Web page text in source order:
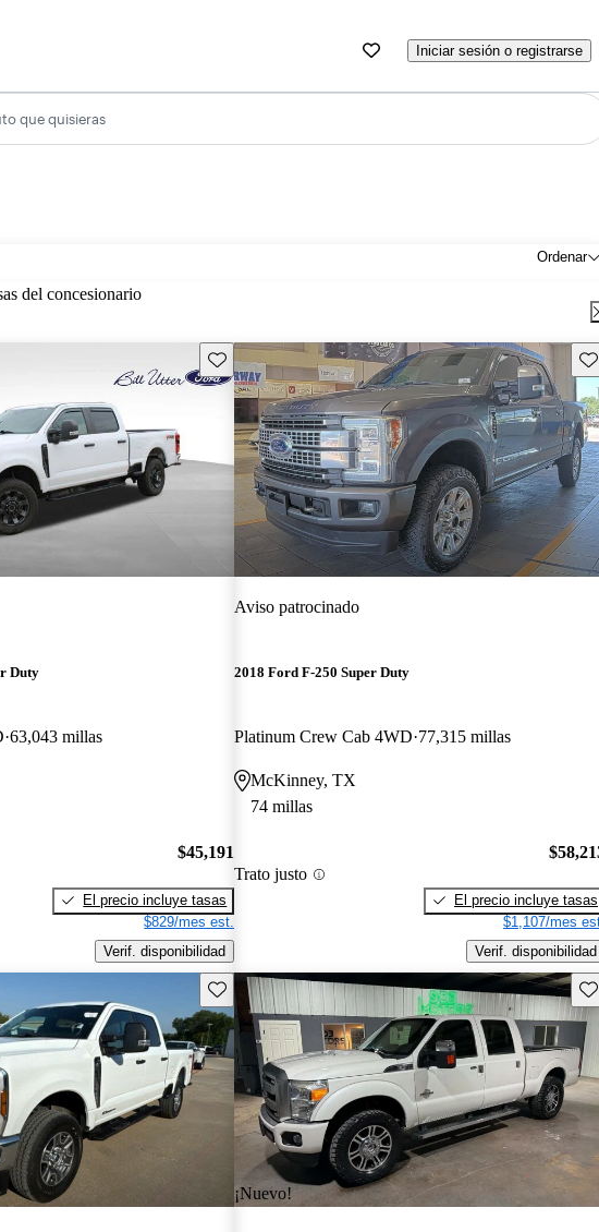
Iniciar sesión o registrarse
que quisieras
Ordenar
del concesionario
Guarda este Aviso
Duty
63,043 millas
$45,191
El precio incluye tasas
$829/mes est.
Verif. disponibilidad
Aviso patrocinado
2018 Ford F-250 Super Duty
Platinum Crew Cab 4WD 77,315 millas
McKinney, TX
74 millas
Trato justo
El precio incluye tasas
$1,107/mes
Verif. disponibilidad
Guarda este Aviso
¡Nuevo!